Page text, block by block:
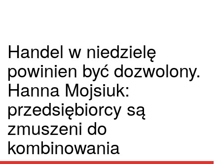
Handel w niedzielę
powinien być dozwolony.
Hanna Mojsiuk:
przedsiębiorcy są
zmuszeni do
kombinowania